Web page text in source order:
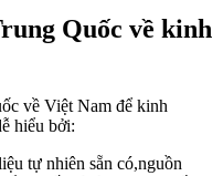
Quốc về kinh
về Việt Nam để kinh
hiểu bởi:
tự nhiên sẵn có,nguồn